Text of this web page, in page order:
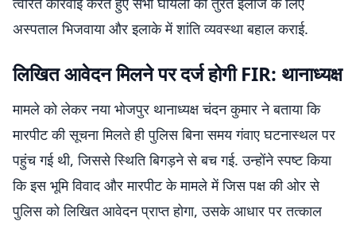
अस्पताल भिजवाया और इलाके में शांति व्यवस्था बहाल कराई.
लिखित आवेदन मिलने पर दर्ज होगी FIR: थानाध्यक्ष
मामले को लेकर नया भोजपुर थानाध्यक्ष चंदन कुमार ने बताया कि
मारपीट की सूचना मिलते ही पुलिस बिना समय गंवाए घटनास्थल पर
पहुंच गई थी, जिससे स्थिति बिगड़ने से बच गई. उन्होंने स्पष्ट किया
कि इस भूमि विवाद और मारपीट के मामले में जिस पक्ष की ओर से
पुलिस को लिखित आवेदन प्राप्त होगा, उसके आधार पर तत्काल